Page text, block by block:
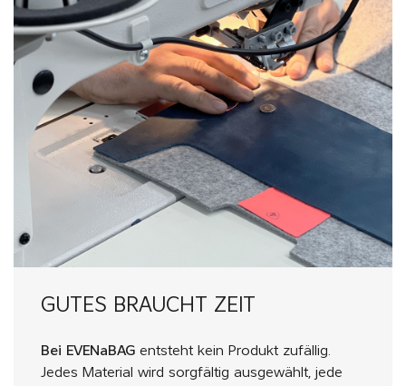
GUTES BRAUCHT ZEIT
Bei EVENaBAG entsteht kein Produkt zufällig.
Jedes Material wird sorgfältig ausgewählt, jede